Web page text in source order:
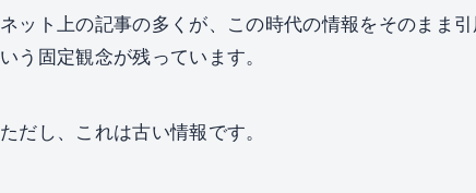
ネット上の記事の多くが、この時代の情報をそのまま
いう固定観念が残っています。
ただし、これは古い情報です。